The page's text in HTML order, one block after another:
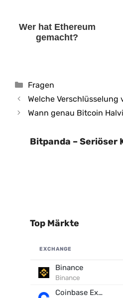
Wer hat Ethereum
gemacht?
Kategorien
Fragen
Welche
Wann genau Bitcoin
Bitpanda – Seriöser
Top Märkte
EXCHANGE
Binance
Binance
Coinbase Exchange